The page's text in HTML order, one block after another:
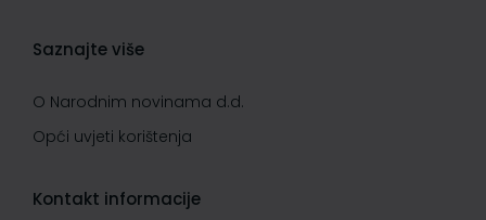
Saznajte više
O Narodnim novinama d.d.
Opći uvjeti korištenja
Kontakt informacije